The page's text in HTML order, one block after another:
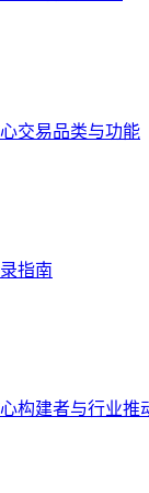
交易品类与功能
指南
构建者与行业推